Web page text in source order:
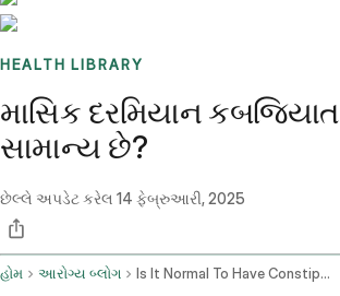
HEALTH LIBRARY
માસિક દરમિયાન
સામાન્ય છે?
છેલ્લે અપડેટ કરેલ 14 ફેબ્રુઆરી, 2025
હોમ આરોગ્ય બ્લોગ Is It Normal To Have Constipation During Period